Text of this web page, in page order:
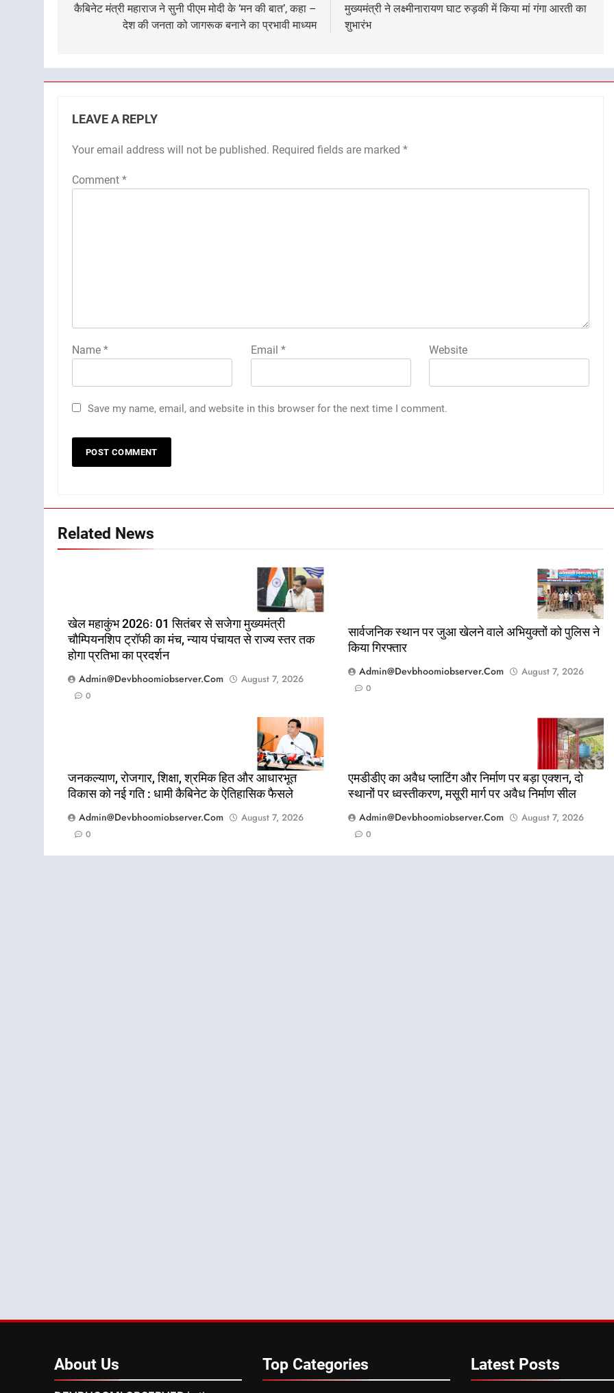
navigation
कैबिनेट मंत्री महाराज ने सुनी पीएम मोदी के ‘मन की बात’, कहा –
देश की जनता को जागरूक बनाने का प्रभावी माध्यम
मुख्यमंत्री ने लक्ष्मीनारायण घाट रुड़की में किया मां गंगा आरती का
शुभारंभ
LEAVE A REPLY
Your email address will not be published. Required fields are marked *
Comment *
Name * Email * Website
Save my name, email, and website in this browser for the next time I comment.
Related News
खेल महाकुंभ 2026ः 01 सितंबर से सजेगा मुख्यमंत्री
चौम्पियनशिप ट्रॉफी का मंच, न्याय पंचायत से राज्य स्तर तक
होगा प्रतिभा का प्रदर्शन
Admin@devbhoomiobserver.com
August 7, 2026
0
सार्वजनिक स्थान पर जुआ खेलने वाले अभियुक्तों को पुलिस ने
किया गिरफ्तार
Admin@devbhoomiobserver.com
August 7, 2026
0
जनकल्याण, रोजगार, शिक्षा, श्रमिक हित और आधारभूत
विकास को नई गति : धामी कैबिनेट के ऐतिहासिक फैसले
Admin@devbhoomiobserver.com
August 7, 2026
0
एमडीडीए का अवैध प्लाटिंग और निर्माण पर बड़ा एक्शन, दो
स्थानों पर ध्वस्तीकरण, मसूरी मार्ग पर अवैध निर्माण सील
Admin@devbhoomiobserver.com
August 7, 2026
0
About Us Top Categories Latest Posts